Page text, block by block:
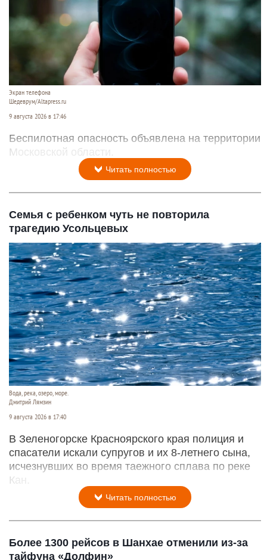
Экран телефона
Шедеврум/Altapress.ru
9 августа 2026 в 17:46
Беспилотная опасность объявлена на территории
Московской области.
Читать полностью
Семья с ребенком чуть не повторила
трагедию Усольцевых
Вода, река, озеро, море.
Дмитрий Лямзин
9 августа 2026 в 17:40
В Зеленогорске Красноярского края полиция и
спасатели искали супругов и их 8-летнего сына,
исчезнувших во время таежного сплава по реке
Кан.
Читать полностью
Более 1300 рейсов в Шанхае отменили из-за
тайфуна «Долфин»